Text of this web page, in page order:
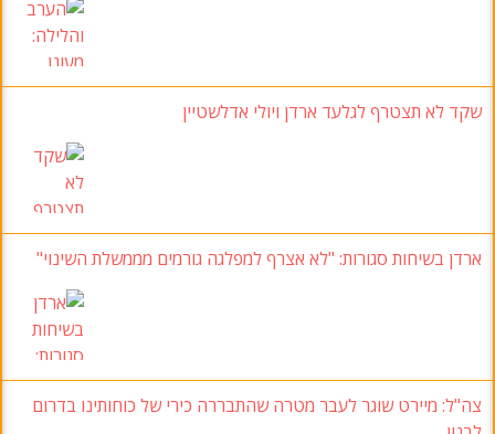
שקד לא תצטרף לגלעד ארדן ויולי אדלשטיין
ארדן בשיחות סגורות: "לא אצרף למפלגה גורמים מממשלת השינוי"
צה"ל: מיירט שוגר לעבר מטרה שהתבררה כירי של כוחותינו בדרום